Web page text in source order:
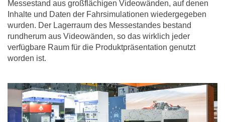
Messestand aus großflächigen Videowänden, auf denen
Inhalte und Daten der Fahrsimulationen wiedergegeben
wurden. Der Lagerraum des Messestandes bestand
rundherum aus Videowänden, so das wirklich jeder
verfügbare Raum für die Produktpräsentation genutzt
worden ist.